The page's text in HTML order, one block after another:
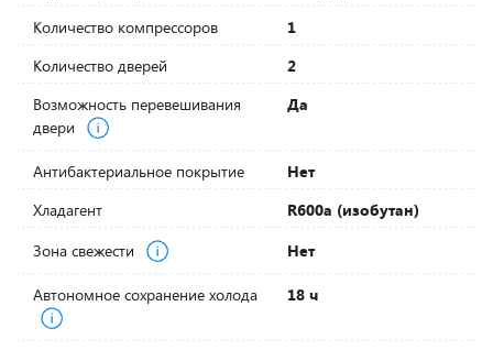
Количество компрессоров
1
Количество дверей
2
Возможность перевешивания
двери
Да
Антибактериальное покрытие
Нет
Хладагент
R600a (изобутан)
Зона свежести
Нет
Автономное сохранение холода 18 ч